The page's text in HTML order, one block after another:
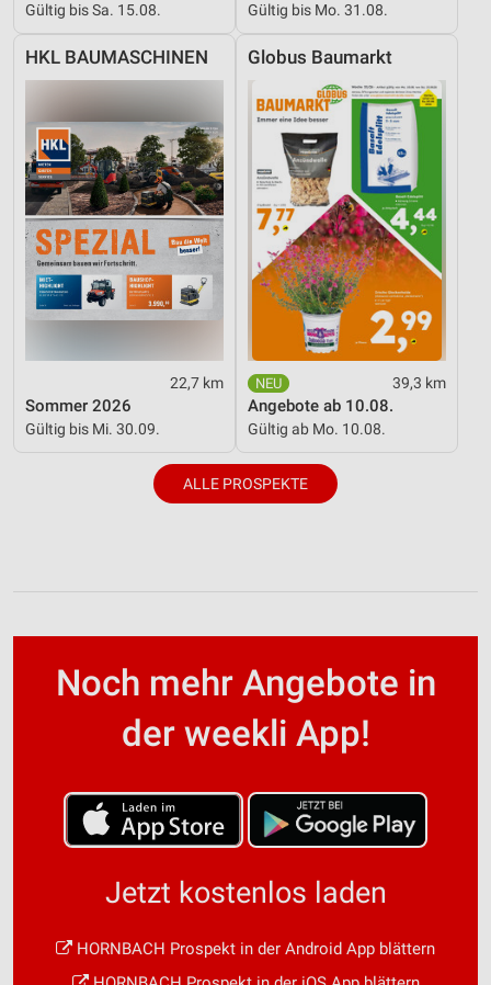
Gültig bis Sa. 15.08. Gültig bis Mo. 31.08.
HKL BAUMASCHINEN
22,7 km
Sommer 2026
Gültig bis Mi. 30.09.
Globus Baumarkt
39,3 km
Angebote ab 10.08.
Gültig ab Mo. 10.08.
ALLE PROSPEKTE
Noch mehr Angebote in
der weekli App!
Jetzt kostenlos laden
HORNBACH Prospekt in der Android App blättern